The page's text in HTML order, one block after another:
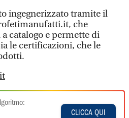
ingegnerizzato tramite il
che
catalogo e permette di
le certificazioni, che le
CLICCA QUI